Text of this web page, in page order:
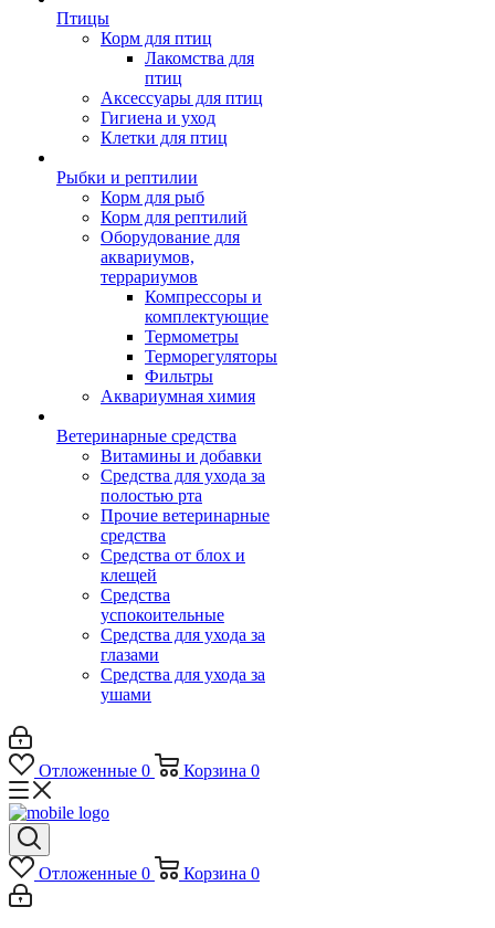
Птицы
Корм для птиц
Лакомства для
птиц
Аксессуары для птиц
Гигиена и уход
Клетки для птиц
Рыбки и рептилии
Корм для рыб
Корм для рептилий
Оборудование для
аквариумов,
террариумов
Компрессоры и
комплектующие
Термометры
Терморегуляторы
Фильтры
Аквариумная химия
Ветеринарные средства
Витамины и добавки
Средства для ухода за
полостью рта
Прочие ветеринарные
средства
Средства от блох и
клещей
Средства
успокоительные
Средства для ухода за
глазами
Средства для ухода за
ушами
Отложенные 0 Корзина 0
Отложенные 0 Корзина 0